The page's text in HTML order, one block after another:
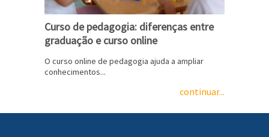
Curso de pedagogia: diferenças entre
graduação e curso online
O curso online de pedagogia ajuda a ampliar
conhecimentos...
continuar...